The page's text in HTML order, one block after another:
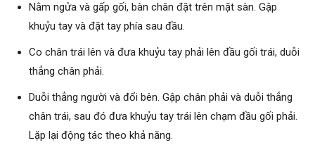
Nằm ngửa và gấp gối, bàn chân đặt trên mặt sàn. Gập
khuỷu tay và đặt tay phía sau đầu.
Co chân trái lên và đưa khuỷu tay phải lên đầu gối trái, duỗi
thẳng chân phải.
Duỗi thẳng người và đổi bên. Gập chân phải và duỗi thẳng
chân trái, sau đó đưa khuỷu tay trái lên chạm đầu gối phải.
Lặp lại động tác theo khả năng.